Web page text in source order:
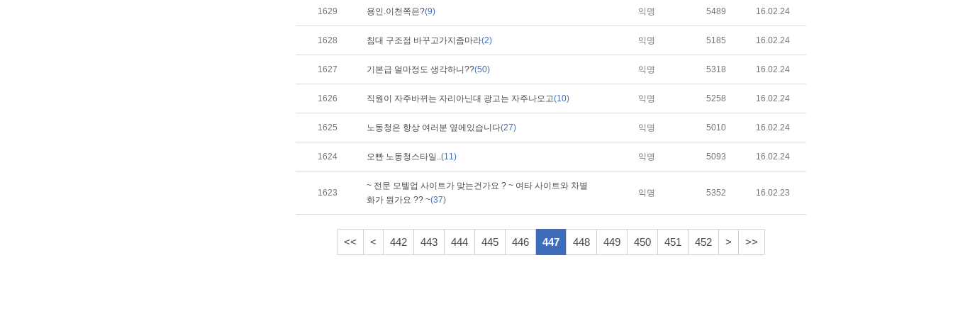
1629 용인.이천쪽은?(9) 익명 5489 16.02.24
1628 침대 구조점 바꾸고가지좀마라(2) 익명 5185 16.02.24
1627 기본급 얼마정도 생각하니??(50) 익명 5318 16.02.24
1626 직원이 자주바뀌는 자리아닌대 광고는 자주나오고(10) 익명 5258 16.02.24
1625 노동청은 항상 여러분 옆에있습니다(27) 익명 5010 16.02.24
1624 오빤 노동청스타일..(11) 익명 5093 16.02.24
1623
~ 전문 모텔업 사이트가 맞는건가요 ? ~ 여타 사이트와 차별
화가 뭔가요 ?? ~(37)
익명 5352 16.02.23
<< < 442 443 444 445 446 447 448 449 450 451 452 > >>